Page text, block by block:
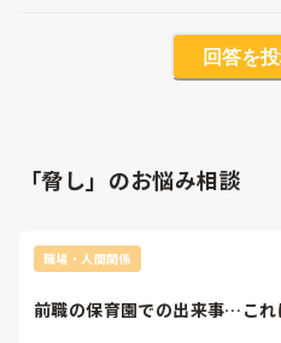
回答を
「脅し」のお悩み相談
職場・人間関係
前職の保育園での出来事…これ